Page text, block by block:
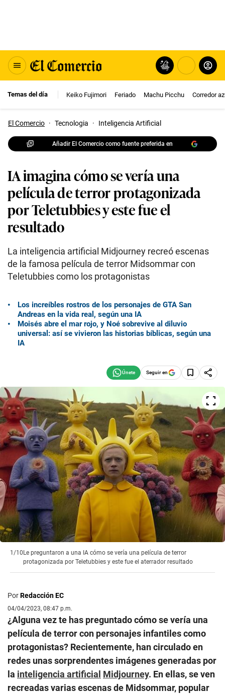
Temas del día Keiko Fujimori Feriado Machu Picchu Corredor
El Comercio · Tecnologia · Inteligencia Artificial
Añadir El Comercio como fuente preferida en
IA imagina cómo se vería una
película de terror protagonizada
por Teletubbies y este fue el
resultado
La inteligencia artificial Midjourney recreó escenas
de la famosa película de terror Midsommar con
Teletubbies como los protagonistas
Los increíbles rostros de los personajes de GTA San
Andreas en la vida real, según una IA
Moisés abre el mar rojo, y Noé sobrevive al diluvio
universal: así se vivieron las historias bíblicas, según una
IA
Seguir en
1/10Le preguntaron a una IA cómo se vería una película de terror
protagonizada por Teletubbies y este fue el aterrador resultado
PorRedacción EC
04/04/2023, 08:47 p.m.
¿Alguna vez te has preguntado cómo se vería una
película de terror con personajes infantiles como
protagonistas? Recientemente, han circulado en
redes unas sorprendentes imágenes generadas por
la inteligencia artificial Midjourney. En ellas, se ven
recreadas varias escenas de Midsommar, popular